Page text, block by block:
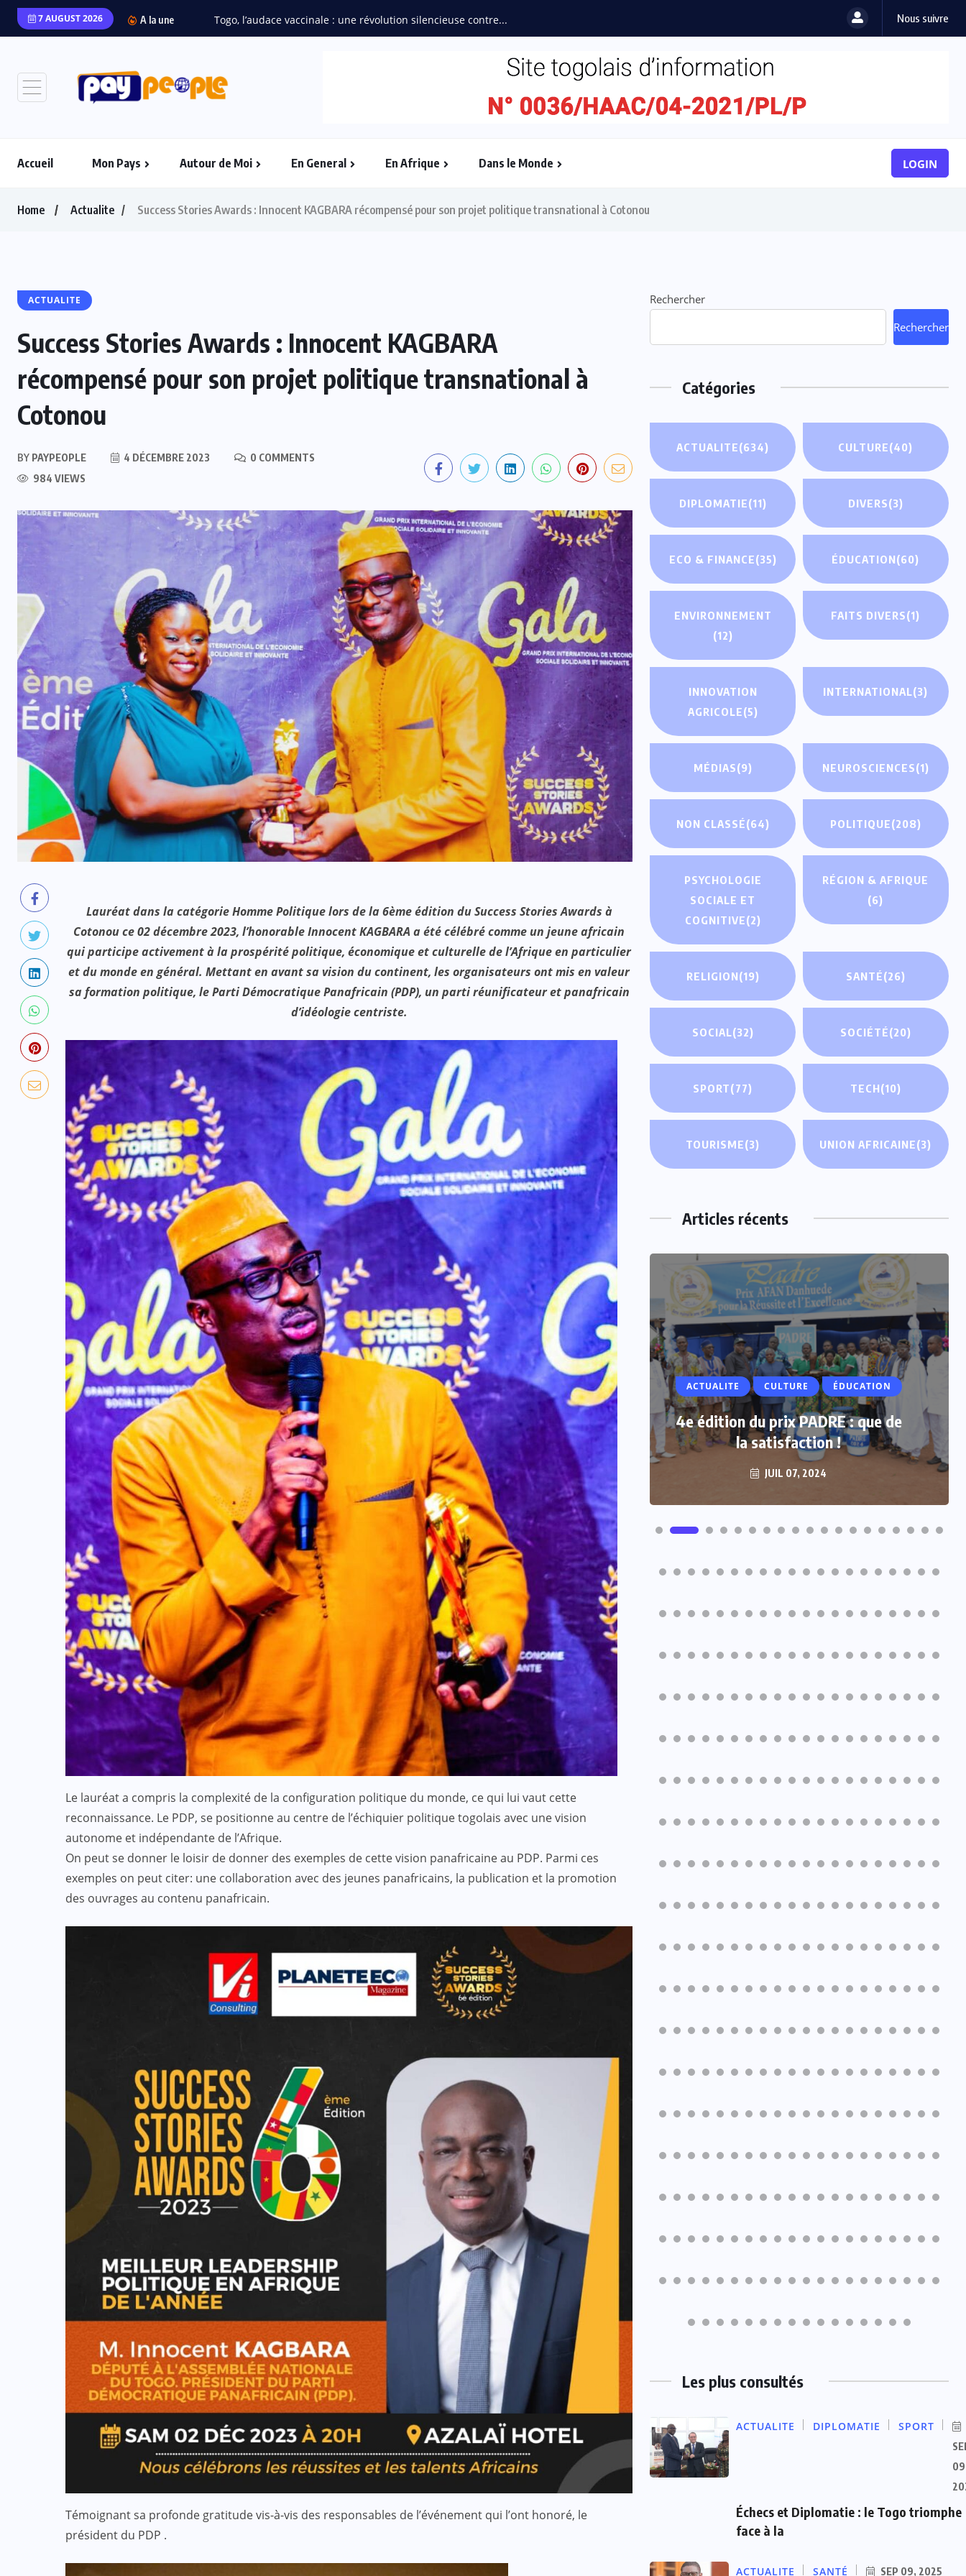
7 AUGUST 2026 A la une “L’Afrique Couture” en ébullition : l’Adjafi Fashion Day... Nous suivre
Accueil Mon Pays Autour de Moi En General En Afrique Dans le Monde LOGIN
Home Actualite Success Stories Awards : Innocent KAGBARA récompensé pour son projet politique transnational à Cotonou
ACTUALITE
Success Stories Awards : Innocent KAGBARA
récompensé pour son projet politique transnational à
Cotonou
BY PAYPEOPLE 4 DÉCEMBRE 2023
0 COMMENTS
984 VIEWS
Lauréat dans la catégorie Homme Politique lors de la 6ème édition du Success Stories Awards à
Cotonou ce 02 décembre 2023, l’honorable Innocent KAGBARA a été célébré comme un jeune africain
qui participe activement à la prospérité politique, économique et culturelle de l’Afrique en particulier
et du monde en général. Mettant en avant sa vision du continent, les organisateurs ont mis en valeur
sa formation politique, le Parti Démocratique Panafricain (PDP), un parti réunificateur et panafricain
d’idéologie centriste.
Le lauréat a compris la complexité de la configuration politique du monde, ce qui lui vaut cette
reconnaissance. Le PDP, se positionne au centre de l’échiquier politique togolais avec une vision
autonome et indépendante de l’Afrique.
On peut se donner le loisir de donner des exemples de cette vision panafricaine au PDP. Parmi ces
exemples on peut citer: une collaboration avec des jeunes panafricains, la publication et la promotion
des ouvrages au contenu panafricain.
Témoignant sa profonde gratitude vis-à-vis des responsables de l’événement qui l’ont honoré, le
président du PDP .
Rechercher
Rechercher
Catégories
ACTUALITE(634) CULTURE(40)
DIPLOMATIE(11) DIVERS(3)
ECO & FINANCE(35) ÉDUCATION(60)
ENVIRONNEMENT
(12)
FAITS DIVERS(1)
INNOVATION
AGRICOLE(5)
INTERNATIONAL(3)
MÉDIAS(9) NEUROSCIENCES(1)
NON CLASSÉ(64) POLITIQUE(208)
PSYCHOLOGIE
SOCIALE ET
COGNITIVE(2)
RÉGION & AFRIQUE
(6)
RELIGION(19) SANTÉ(26)
SOCIAL(32) SOCIÉTÉ(20)
SPORT(77) TECH(10)
TOURISME(3) UNION AFRICAINE(3)
Articles récents
ACTUALITE CULTURE SPORT
Evala 2024 : Une présence
effective du Dr Lidi Bessi Kama
JUIL 07, 2024
ACTUALITE CULTURE ÉDUCATION
4e édition du prix PADRE : que de
la satisfaction !
JUIL 07, 2024
ACTUALITE
Vacances parlementaires : les
députés renforcent leur proximité
avec les populations
JUIL 07, 2024
Les plus consultés
ACTUALITE DIPLOMATIE SPORT
Échecs et Diplomatie : le Togo triomphe
face à la
ACTUALITE SANTÉ SEP 09, 2025